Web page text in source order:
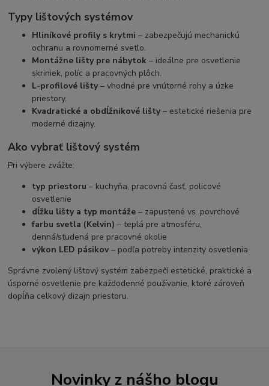
Typy lištových systémov
Hliníkové profily s krytmi – zabezpečujú mechanickú
ochranu a rovnomerné svetlo.
Montážne lišty pre nábytok – ideálne pre osvetlenie
skriniek, políc a pracovných plôch.
L-profilové lišty– vhodné pre vnútorné rohy a úzke
priestory.
Kvadratické a obdĺžnikové lišty– estetické riešenia pre
moderné dizajny.
Ako vybrať lištový systém
Pri výbere zvážte:
typ priestoru – kuchyňa, pracovná časť, policové
osvetlenie
dĺžku lišty a typ montáže – zapustené vs. povrchové
farbu svetla (Kelvin) – teplá pre atmosféru,
denná/studená pre pracovné okolie
výkon LED pásikov– podľa potreby intenzity osvetlenia
Správne zvolený lištový systém zabezpečí estetické, praktické a
úsporné osvetlenie pre každodenné používanie, ktoré zároveň
dopĺňa celkový dizajn priestoru.
Novinky z nášho blogu